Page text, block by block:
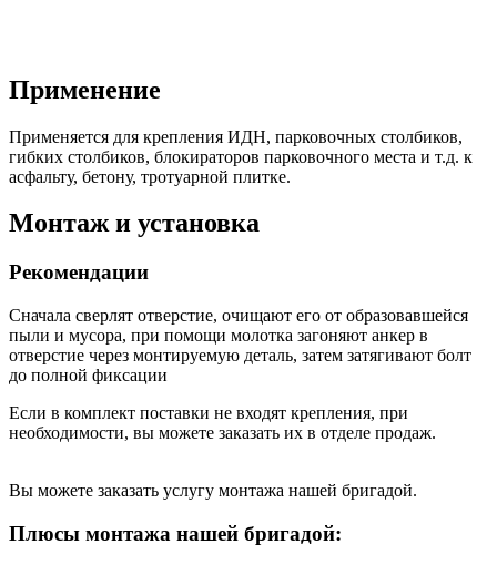
Применение
Применяется для крепления ИДН, парковочных столбиков,
гибких столбиков, блокираторов парковочного места и т.д. к
асфальту, бетону, тротуарной плитке.
Монтаж и установка
Рекомендации
Сначала сверлят отверстие, очищают его от образовавшейся
пыли и мусора, при помощи молотка загоняют анкер в
отверстие через монтируемую деталь, затем затягивают болт
до полной фиксации
Если в комплект поставки не входят крепления, при
необходимости, вы можете заказать их в отделе продаж.
Вы можете заказать услугу монтажа нашей бригадой.
Плюсы монтажа нашей бригадой: